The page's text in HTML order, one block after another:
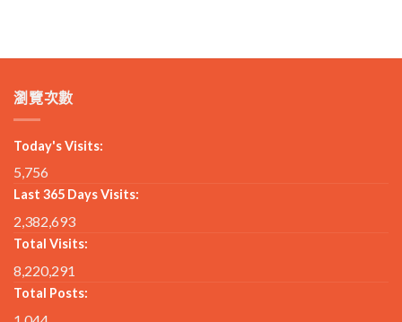
瀏覽次數
Today's Visits:
5,756
Last 365 Days Visits:
2,382,693
Total Visits:
8,220,291
Total Posts: